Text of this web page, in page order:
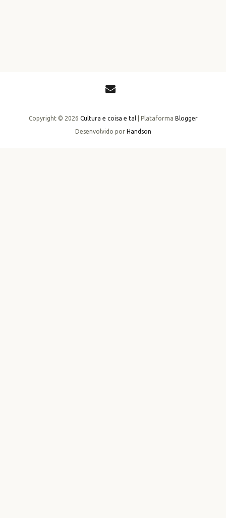
Copyright © 2026 Cultura e coisa e tal| Plataforma Blogger
Desenvolvido por Handson